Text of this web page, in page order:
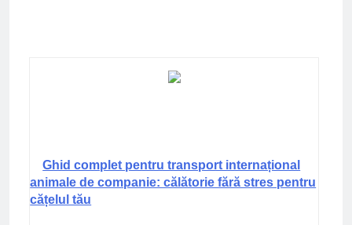
Ghid complet pentru transport internațional
animale de companie: călătorie fără stres pentru
cățelul tău